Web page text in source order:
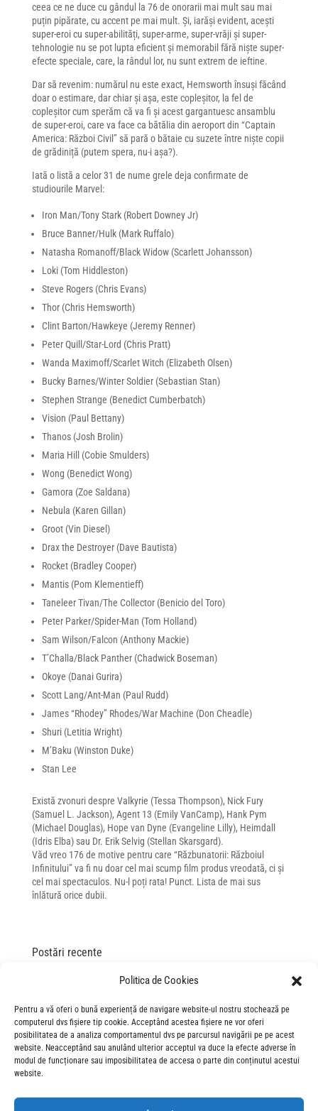
Politica de Cookies
Pentru a vă oferi o bună experiență de navigare website-ul nostru stochează pe
computerul dvs fișiere tip cookie. Acceptând acestea fișiere ne vor oferi
posibilitatea de a analiza comportamentul dvs pe parcursul navigării pe pe acest
website. Neacceptând sau anulând ulterior acceptul va duce la efecte adverse în
modul de funcționare sau imposibilitatea de accesa o parte din conținutul acestui
website.
ceea ce ne duce cu gândul la 76 de onorarii mai mult sau mai
puțin pipărate, cu accent pe mai mult. Și, iarăși evident, acești
super-eroi cu super-abilități, super-arme, super-vrăji și super-
tehnologie nu se pot lupta eficient și memorabil fără niște super-
efecte speciale, care, la rândul lor, nu sunt extrem de ieftine.
Dar să revenim: numărul nu este exact, Hemsworth însuși făcând
doar o estimare, dar chiar și așa, este copleșitor, la fel de
copleșitor cum sperăm că va fi și acest gargantuesc ansamblu
de super-eroi, care va face ca bătălia din aeroport din “Captain
America: Război Civil” să pară o bătaie cu suzete între niște copii
de grădiniță (putem spera, nu-i așa?).
Iată o listă a celor 31 de nume grele deja confirmate de
studiourile Marvel:
Iron Man/Tony Stark (Robert Downey Jr)
Bruce Banner/Hulk (Mark Ruffalo)
Natasha Romanoff/Black Widow (Scarlett Johansson)
Loki (Tom Hiddleston)
Steve Rogers (Chris Evans)
Thor (Chris Hemsworth)
Clint Barton/Hawkeye (Jeremy Renner)
Peter Quill/Star-Lord (Chris Pratt)
Wanda Maximoff/Scarlet Witch (Elizabeth Olsen)
Bucky Barnes/Winter Soldier (Sebastian Stan)
Stephen Strange (Benedict Cumberbatch)
Vision (Paul Bettany)
Thanos (Josh Brolin)
Maria Hill (Cobie Smulders)
Wong (Benedict Wong)
Gamora (Zoe Saldana)
Nebula (Karen Gillan)
Groot (Vin Diesel)
Drax the Destroyer (Dave Bautista)
Rocket (Bradley Cooper)
Mantis (Pom Klementieff)
Taneleer Tivan/The Collector (Benicio del Toro)
Peter Parker/Spider-Man (Tom Holland)
Sam Wilson/Falcon (Anthony Mackie)
T’Challa/Black Panther (Chadwick Boseman)
Okoye (Danai Gurira)
Scott Lang/Ant-Man (Paul Rudd)
James “Rhodey” Rhodes/War Machine (Don Cheadle)
Shuri (Letitia Wright)
M’Baku (Winston Duke)
Stan Lee
Există zvonuri despre Valkyrie (Tessa Thompson), Nick Fury
(Samuel L. Jackson), Agent 13 (Emily VanCamp), Hank Pym
(Michael Douglas), Hope van Dyne (Evangeline Lilly), Heimdall
(Idris Elba) sau Dr. Erik Selvig (Stellan Skarsgard).
Văd vreo 176 de motive pentru care “Răzbunatorii: Războiul
Infinitului” va fi nu doar cel mai scump film produs vreodată, ci și
cel mai spectaculos. Nu-l poți rata! Punct. Lista de mai sus
înlătură orice dubii.
Postări recente
„Spre infinit și dincolo de el!” – gala de lansare Povestea
„This is the way”: gala de lansare în România a filmului „The
Mandalorian and Grogu”
“The Mandalorian and Grogu”: asta e calea… către
cinematografe!